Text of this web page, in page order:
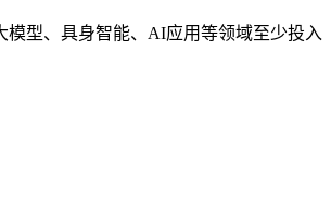
型、具身智能、AI应用等领域至少投入